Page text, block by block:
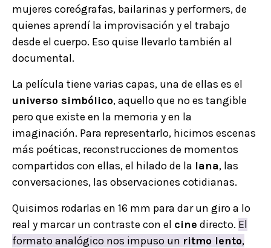
mujeres coreógrafas, bailarinas y performers, de
quienes aprendí la improvisación y el trabajo
desde el cuerpo. Eso quise llevarlo también al
documental.
La película tiene varias capas, una de ellas es el
universo simbólico, aquello que no es tangible
pero que existe en la memoria y en la
imaginación. Para representarlo, hicimos escenas
más poéticas, reconstrucciones de momentos
compartidos con ellas, el hilado de la lana, las
conversaciones, las observaciones cotidianas.
Quisimos rodarlas en 16 mm para dar un giro a lo
real y marcar un contraste con el cine directo. El
formato analógico nos impuso un ritmo lento,